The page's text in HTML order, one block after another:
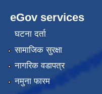
eGov services
घटना दर्ता
सामाजिक सुरक्षा
नागरिक वडापत्र
नमुना फारम